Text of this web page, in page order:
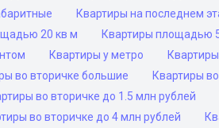
Квартиры на последнем
20 кв м Квартиры площадью
Квартиры у метро
во вторичке большие
Квартиры
во вторичке до 1.5 млн рублей
во вторичке до 4 млн рублей